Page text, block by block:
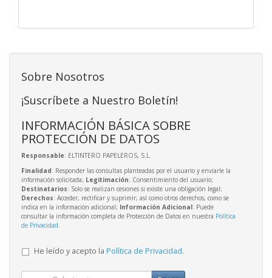
Sobre Nosotros
¡Suscríbete a Nuestro Boletín!
INFORMACIÓN BÁSICA SOBRE
PROTECCIÓN DE DATOS
Responsable: ELTINTERO PAPELEROS, S.L.
Finalidad: Responder las consultas planteadas por el usuario y enviarle la
información solicitada; Legitimación: Consentimiento del usuario;
Destinatarios: Solo se realizan cesiones si existe una obligación legal;
Derechos: Acceder, rectificar y suprimir, así como otros derechos, como se
indica en la información adicional; Información Adicional: Puede
consultar la información completa de Protección de Datos en nuestra Política
de Privacidad
He leído y acepto la Política de Privacidad.